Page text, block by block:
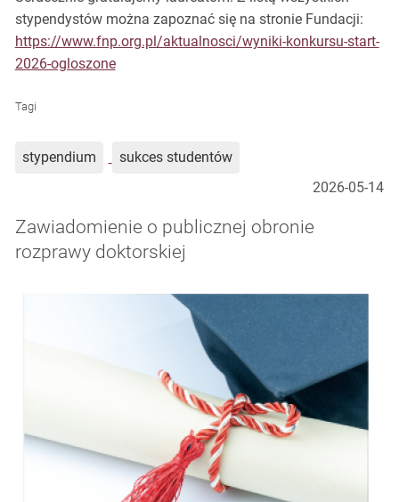
stypendystów można zapoznać się na stronie Fundacji:
https://www.fnp.org.pl/aktualnosci/wyniki-konkursu-start-
2026-ogloszone
Tagi
stypendium
sukces studentów
2026-05-14
Zawiadomienie o publicznej obronie
rozprawy doktorskiej